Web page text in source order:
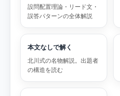
設問配置理論・リード文・
誤答パターンの全体解説
本文なしで解く
北川式の名物解説。出題者
の構造を読む